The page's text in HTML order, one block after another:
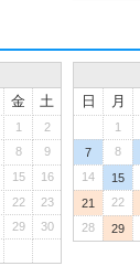
金 土
1
2
8
9
15
16
22
23
29
30
日 月
1
7
8
14
15
21
22
28
29